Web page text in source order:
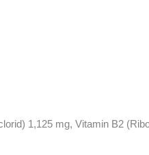
1,125 mg, Vitamin B2